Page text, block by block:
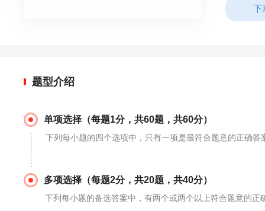
下
题型介绍
单项选择（每题1分，共60题，共60分）
下列每小题的四个选项中，只有一项是最符合题意的正确
多项选择（每题2分，共20题，共40分）
下列每小题的备选答案中，有两个或两个以上符合题意的